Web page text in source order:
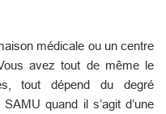
médicale ou un centre
avez tout de même le
tout dépend du degré
quand il s’agit d’une